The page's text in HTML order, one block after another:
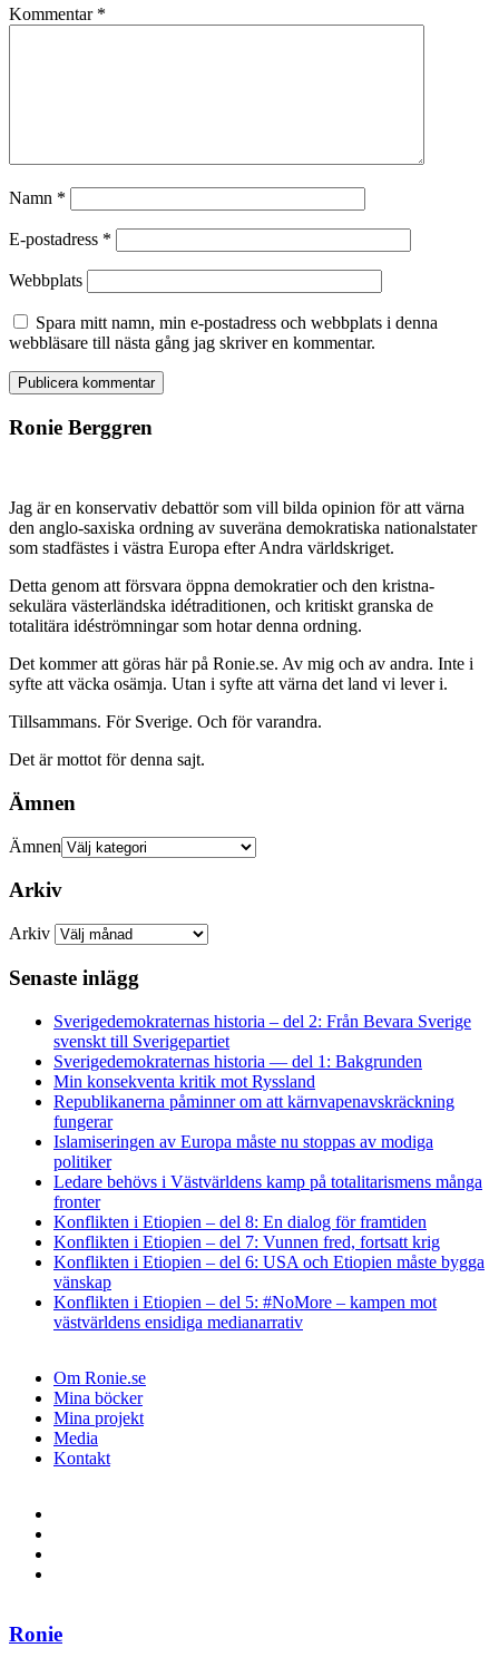
Kommentar *
Namn *
E-postadress *
Webbplats
Spara mitt namn, min e-postadress och webbplats i denna
webbläsare till nästa gång jag skriver en kommentar.
Ronie Berggren
Jag är en konservativ debattör som vill bilda opinion för att värna
den anglo-saxiska ordning av suveräna demokratiska nationalstater
som stadfästes i västra Europa efter Andra världskriget.
Detta genom att försvara öppna demokratier och den kristna-
sekulära västerländska idétraditionen, och kritiskt granska de
totalitära idéströmningar som hotar denna ordning.
Det kommer att göras här på Ronie.se. Av mig och av andra. Inte i
syfte att väcka osämja. Utan i syfte att värna det land vi lever i.
Tillsammans. För Sverige. Och för varandra.
Det är mottot för denna sajt.
Ämnen
Ämnen
Arkiv
Arkiv
Senaste inlägg
Sverigedemokraternas historia – del 2: Från Bevara Sverige
svenskt till Sverigepartiet
Sverigedemokraternas historia — del 1: Bakgrunden
Min konsekventa kritik mot Ryssland
Republikanerna påminner om att kärnvapenavskräckning
fungerar
Islamiseringen av Europa måste nu stoppas av modiga
politiker
Ledare behövs i Västvärldens kamp på totalitarismens många
fronter
Konflikten i Etiopien – del 8: En dialog för framtiden
Konflikten i Etiopien – del 7: Vunnen fred, fortsatt krig
Konflikten i Etiopien – del 6: USA och Etiopien måste bygga
vänskap
Konflikten i Etiopien – del 5: #NoMore – kampen mot
västvärldens ensidiga medianarrativ
Om Ronie.se
Mina böcker
Mina projekt
Media
Kontakt
Ronie